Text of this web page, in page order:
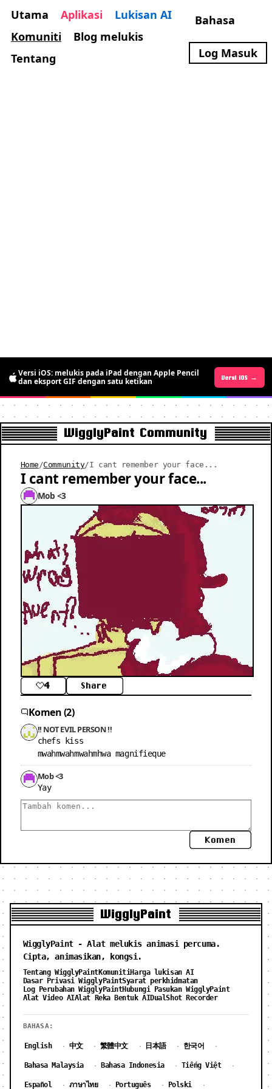
Utama Aplikasi
Lukisan AI
Komuniti
Blog melukis
Tentang
Bahasa
Log Masuk
Versi Android →
Versi iOS: melukis pada iPad dengan Apple Pencil
dan eksport GIF dengan satu ketikan
Versi iOS →
WigglyPaint Community
Home /Community/I cant remember your face...
I cant remember your face...
Mob <3
4 Share
Komen (2)
!! NOT EVIL PERSON !!
chefs kiss
mwahmwahmwahmhwa magnifieque
Mob <3
Yay
Komen
WigglyPaint
WigglyPaint - Alat melukis animasi percuma.
Cipta, animasikan, kongsi.
Tentang WigglyPaintKomunitiHarga lukisan AI
Dasar Privasi WigglyPaintSyarat perkhidmatan
Log Perubahan WigglyPaintHubungi Pasukan WigglyPaint
Alat Video AIAlat Reka Bentuk AIDualShot Recorder
BAHASA:
English · 中文 · 繁體中文 · 日本語 · 한국어 ·
Bahasa Malaysia · Bahasa Indonesia · Tiếng Việt ·
Español · ภาษาไทย · Português · Polski ·